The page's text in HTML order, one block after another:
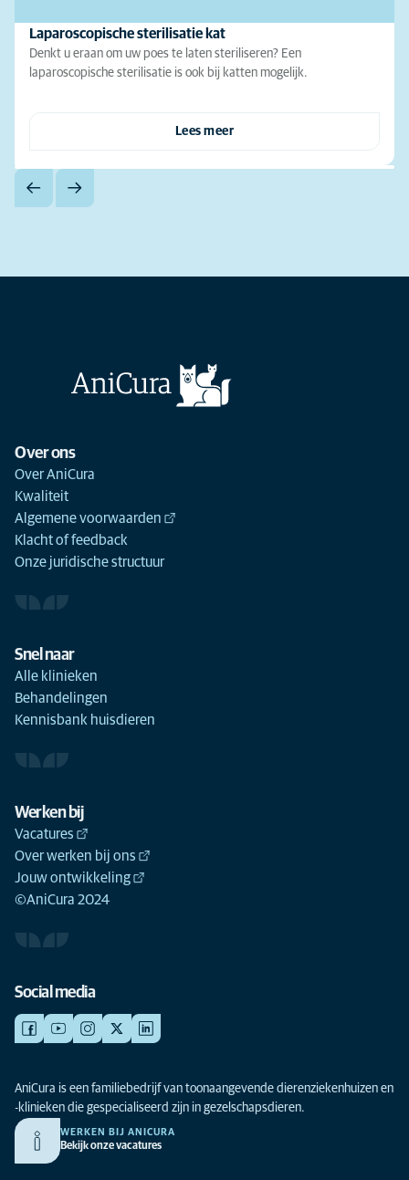
Laparoscopische sterilisatie kat
Denkt u eraan om uw poes te laten steriliseren? Een
laparoscopische sterilisatie is ook bij katten mogelijk.
Lees meer
Over ons
Over AniCura
Kwaliteit
Algemene voorwaarden
Klacht of feedback
Onze juridische structuur
Snel naar
Alle klinieken
Behandelingen
Kennisbank huisdieren
Werken bij
Vacatures
Over werken bij ons
Jouw ontwikkeling
©AniCura 2024
Social media
AniCura is een familiebedrijf van toonaangevende dierenziekenhuizen en
-klinieken die gespecialiseerd zijn in gezelschapsdieren.
WERKEN BIJ ANICURA
Bekijk onze vacatures